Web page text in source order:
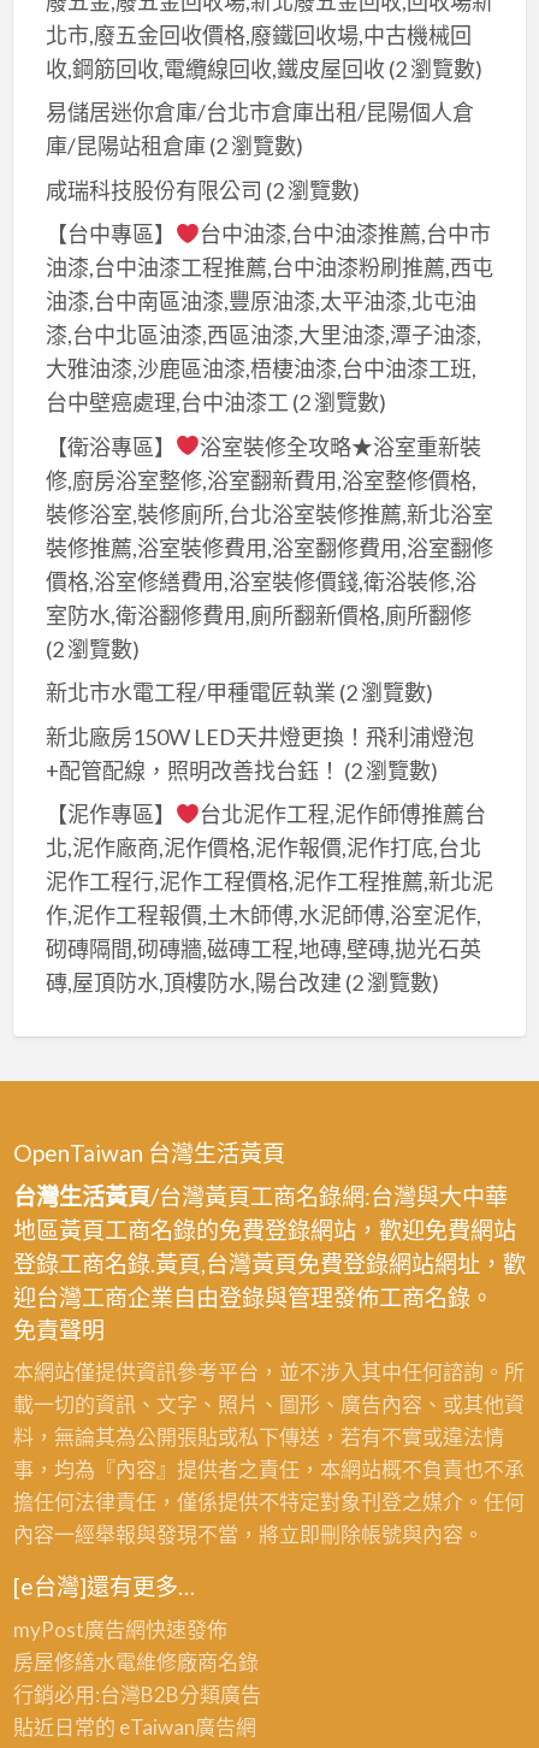
北市,廢五金回收價格,廢鐵回收場,中古機械回
收,鋼筋回收,電纜線回收,鐵皮屋回收(2 瀏覽數)
易儲居迷你倉庫/台北市倉庫出租/昆陽個人倉
庫/昆陽站租倉庫(2 瀏覽數)
咸瑞科技股份有限公司 (2 瀏覽數)
【台中專區】
台中油漆,台中油漆推薦,台中市
油漆,台中油漆工程推薦,台中油漆粉刷推薦,西屯
油漆,台中南區油漆,豐原油漆,太平油漆,北屯油
漆,台中北區油漆,西區油漆,大里油漆,潭子油漆,
大雅油漆,沙鹿區油漆,梧棲油漆,台中油漆工班,
台中壁癌處理,台中油漆工 (2 瀏覽數)
【衛浴專區】
浴室裝修全攻略★浴室重新裝
修,廚房浴室整修,浴室翻新費用,浴室整修價格,
裝修浴室,裝修廁所,台北浴室裝修推薦,新北浴室
裝修推薦,浴室裝修費用,浴室翻修費用,浴室翻修
價格,浴室修繕費用,浴室裝修價錢,衛浴裝修,浴
室防水,衛浴翻修費用,廁所翻新價格,廁所翻修
(2 瀏覽數)
新北市水電工程/甲種電匠執業 (2 瀏覽數)
新北廠房150W LED天井燈更換！飛利浦燈泡
+配管配線，照明改善找台鈺！ (2 瀏覽數)
【泥作專區】
台北泥作工程,泥作師傅推薦台
北,泥作廠商,泥作價格,泥作報價,泥作打底,台北
泥作工程行,泥作工程價格,泥作工程推薦,新北泥
作,泥作工程報價,土木師傅,水泥師傅,浴室泥作,
砌磚隔間,砌磚牆,磁磚工程,地磚,壁磚,拋光石英
磚,屋頂防水,頂樓防水,陽台改建 (2 瀏覽數)
OpenTaiwan 台灣生活黃頁
台灣生活黃頁/台灣黃頁工商名錄網:台灣與大中華
地區黃頁工商名錄的免費登錄網站，歡迎免費網站
登錄工商名錄.黃頁,台灣黃頁免費登錄網站網址，歡
迎台灣工商企業自由登錄與管理發佈工商名錄。
免責聲明
本網站僅提供資訊參考平台，並不涉入其中任何諮詢。所
載一切的資訊、文字、照片、圖形、廣告內容、或其他資
料，無論其為公開張貼或私下傳送，若有不實或違法情
事，均為『內容』提供者之責任，本網站概不負責也不承
擔任何法律責任，僅係提供不特定對象刊登之媒介。任何
內容一經舉報與發現不當，將立即刪除帳號與內容。
[e台灣]還有更多…
myPost廣告網快速發佈
房屋修繕水電維修廠商名錄
行銷必用:台灣B2B分類廣告
貼近日常的 eTaiwan廣告網